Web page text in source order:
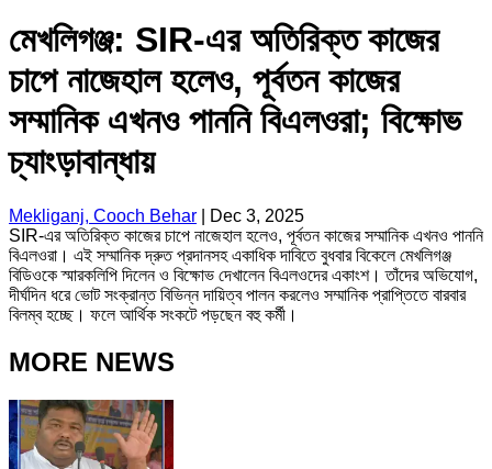
মেখলিগঞ্জ: SIR-এর অতিরিক্ত কাজের
চাপে নাজেহাল হলেও, পূর্বতন কাজের
সম্মানিক এখনও পাননি বিএলওরা; বিক্ষোভ
চ্যাংড়াবান্ধায়
Mekliganj, Cooch Behar
Dec 3, 2025
SIR-এর অতিরিক্ত কাজের চাপে নাজেহাল হলেও, পূর্বতন কাজের সম্মানিক এখনও পাননি
বিএলওরা। এই সম্মানিক দ্রুত প্রদানসহ একাধিক দাবিতে বুধবার বিকেলে মেখলিগঞ্জ
বিডিওকে স্মারকলিপি দিলেন ও বিক্ষোভ দেখালেন বিএলওদের একাংশ। তাঁদের অভিযোগ,
দীর্ঘদিন ধরে ভোট সংক্রান্ত বিভিন্ন দায়িত্ব পালন করলেও সম্মানিক প্রাপ্তিতে বারবার
বিলম্ব হচ্ছে। ফলে আর্থিক সংকটে পড়ছেন বহু কর্মী।
MORE NEWS